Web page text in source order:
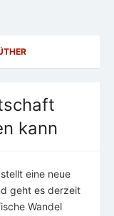
kann
eine neue
geht es derzeit
Wandel